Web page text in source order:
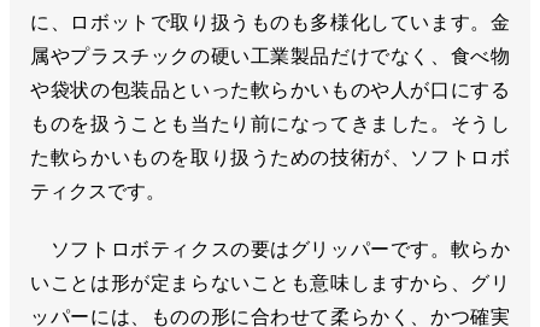
に、ロボットで取り扱うものも多様化しています。金
属やプラスチックの硬い工業製品だけでなく、食べ物
や袋状の包装品といった軟らかいものや人が口にする
ものを扱うことも当たり前になってきました。そうし
た軟らかいものを取り扱うための技術が、ソフトロボ
ティクスです。
ソフトロボティクスの要はグリッパーです。軟らか
いことは形が定まらないことも意味しますから、グリ
ッパーには、ものの形に合わせて柔らかく、かつ確実